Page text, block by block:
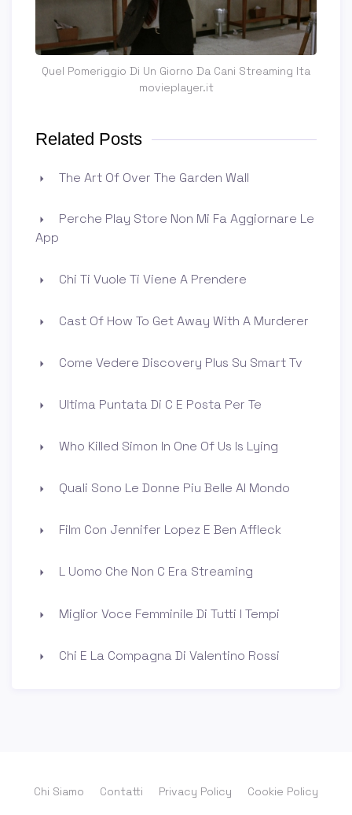
Quel Pomeriggio Di Un Giorno Da Cani Streaming Ita
movieplayer.it
Related Posts
The Art Of Over The Garden Wall
Perche Play Store Non Mi Fa Aggiornare Le
App
Chi Ti Vuole Ti Viene A Prendere
Cast Of How To Get Away With A Murderer
Come Vedere Discovery Plus Su Smart Tv
Ultima Puntata Di C E Posta Per Te
Who Killed Simon In One Of Us Is Lying
Quali Sono Le Donne Piu Belle Al Mondo
Film Con Jennifer Lopez E Ben Affleck
L Uomo Che Non C Era Streaming
Miglior Voce Femminile Di Tutti I Tempi
Chi E La Compagna Di Valentino Rossi
Chi Siamo Contatti Privacy Policy Cookie Policy